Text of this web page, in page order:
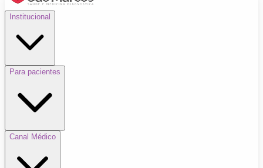
Institucional
Para pacientes
Canal Médico